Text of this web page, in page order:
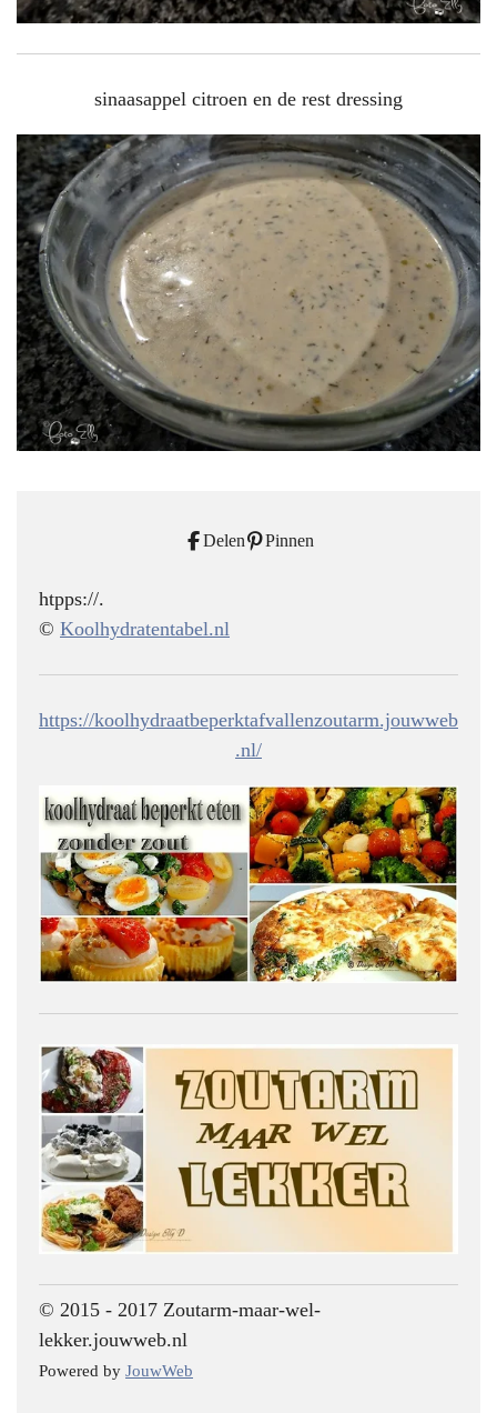
sinaasappel citroen en de rest dressing
Delen Pinnen
htpps://.
© Koolhydratentabel.nl
https://koolhydraatbeperktafvallenzoutarm.jouwweb
.nl/
© 2015 - 2017 Zoutarm-maar-wel-
lekker.jouwweb.nl
Powered by JouwWeb